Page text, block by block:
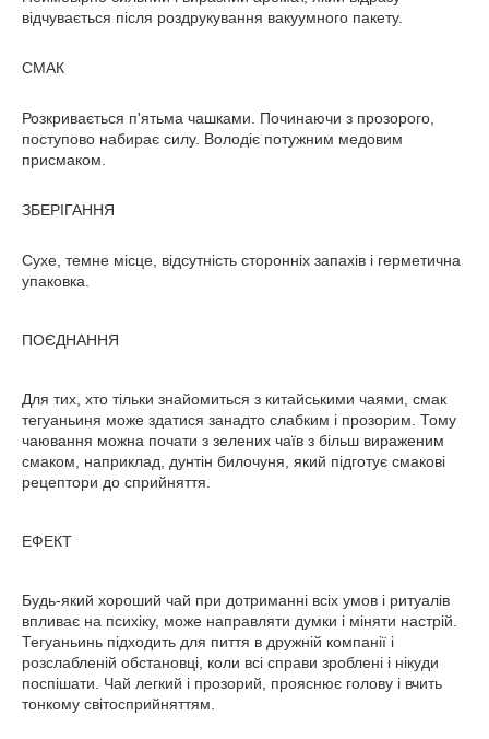
відчувається після роздрукування вакуумного пакету.
СМАК
Розкривається п'ятьма чашками. Починаючи з прозорого,
поступово набирає силу. Володіє потужним медовим
присмаком.
ЗБЕРІГАННЯ
Сухе, темне місце, відсутність сторонніх запахів і герметична
упаковка.
ПОЄДНАННЯ
Для тих, хто тільки знайомиться з китайськими чаями, смак
тегуаньиня може здатися занадто слабким і прозорим. Тому
чаювання можна почати з зелених чаїв з більш вираженим
смаком, наприклад, дунтін билочуня, який підготує смакові
рецептори до сприйняття.
ЕФЕКТ
Будь-який хороший чай при дотриманні всіх умов і ритуалів
впливає на психіку, може направляти думки і міняти настрій.
Тегуаньинь підходить для пиття в дружній компанії і
розслабленій обстановці, коли всі справи зроблені і нікуди
поспішати. Чай легкий і прозорий, прояснює голову і вчить
тонкому світосприйняттям.